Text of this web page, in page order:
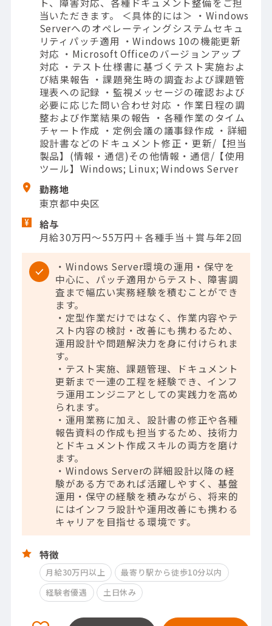
当いただきます。 ＜具体的には＞ ・Windows
Serverへのオペレーティングシステムセキュ
リティパッチ適用 ・Windows 10の機能更新
対応 ・Microsoft Officeのバージョンアップ
対応 ・テスト仕様書に基づくテスト実施およ
び結果報告 ・課題発生時の調査および課題管
理表への記録 ・監視メッセージの確認および
必要に応じた問い合わせ対応 ・作業日程の調
整および作業結果の報告 ・各種作業のタイム
チャート作成 ・定例会議の議事録作成 ・詳細
設計書などのドキュメント修正・更新/【担当
製品】(情報・通信)その他情報・通信/【使用
ツール】Windows; Linux; Windows Server
勤務地
東京都中央区
給与
月給30万円～55万円＋各種手当＋賞与年2回
・Windows Server環境の運用・保守を
中心に、パッチ適用からテスト、障害調
査まで幅広い実務経験を積むことができ
ます。
・定型作業だけではなく、作業内容やテ
スト内容の検討・改善にも携わるため、
運用設計や問題解決力を身に付けられま
す。
・テスト実施、課題管理、ドキュメント
更新まで一連の工程を経験でき、インフ
ラ運用エンジニアとしての実践力を高め
られます。
・運用業務に加え、設計書の修正や各種
報告資料の作成も担当するため、技術力
とドキュメント作成スキルの両方を磨け
ます。
・Windows Serverの詳細設計以降の経
験がある方であれば活躍しやすく、基盤
運用・保守の経験を積みながら、将来的
にはインフラ設計や運用改善にも携わる
キャリアを目指せる環境です。
特徴
月給30万円以上
最寄り駅から徒歩10分以内
経験者優遇
土日休み